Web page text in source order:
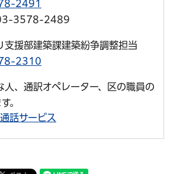
2491
03-3578-2489
支援部建築課建築紛争調整担当
2310
人、通訳オペレーター、区の職員の
。
話サービス